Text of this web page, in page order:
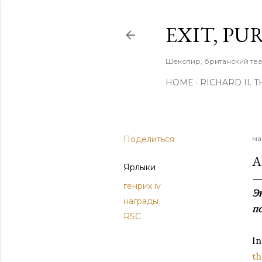
EXIT,
Шекспир, британский
HOME RICHARD II.
Поделиться
Ярлыки
генрих iv
награды
RSC